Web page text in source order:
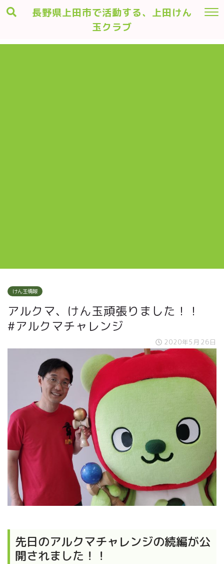
長野県上田市で活動する、上田けん
玉クラブ
けん玉情報
アルクマ、けん玉頑張りました！！
#アルクマチャレンジ
2020年5月26日
先日のアルクマチャレンジの続編が公
開されました！！